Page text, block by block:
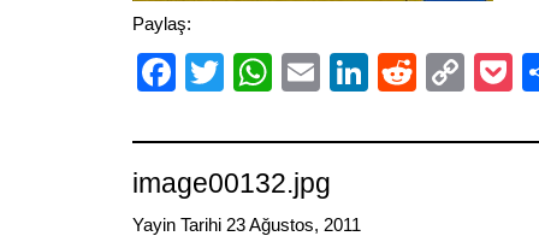
Paylaş:
Facebook
TwitterWhatsApp
EmailLinkedIn
Reddit
image00132.jpg
Yayin Tarihi 23 Ağustos, 2011